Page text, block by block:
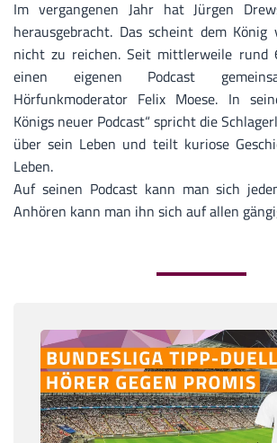
Im vergangenen Jahr hat Jürgen
herausgebracht. Das scheint dem
nicht zu reichen. Seit mittlerweile rund
einen eigenen Podcast
Hörfunkmoderator Felix Moese. In
Königs neuer Podcast“ spricht die
über sein Leben und teilt kuriose
Leben.
Auf seinen Podcast kann man sich
Anhören kann man ihn sich auf allen